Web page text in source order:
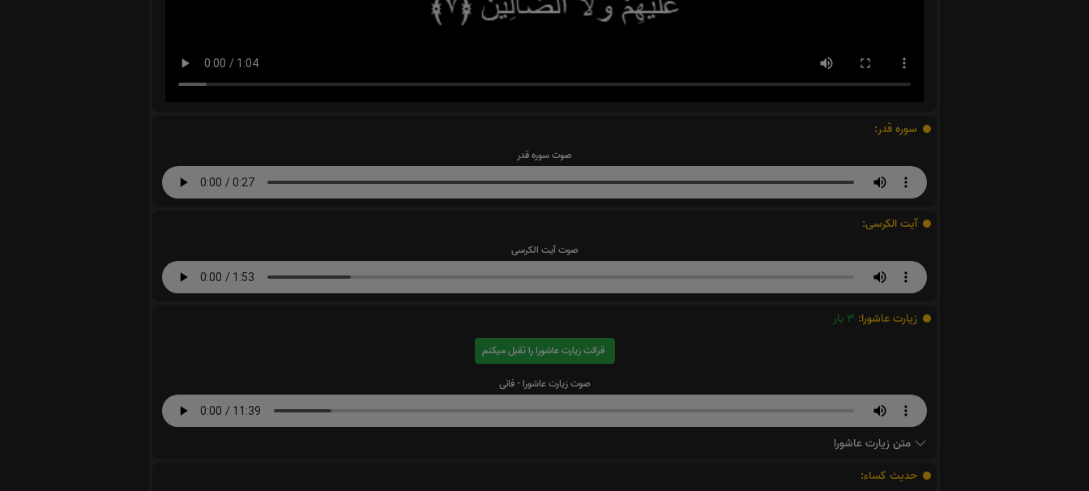
سوره قدر:
صوت سوره قدر
آیت الکرسی:
صوت آیت الکرسی
زیارت عاشورا: 3 بار
قرائت زیارت عاشورا را تقبل میکنم
صوت زیارت عاشورا - فانی
متن زیارت عاشورا
حدیث کساء: